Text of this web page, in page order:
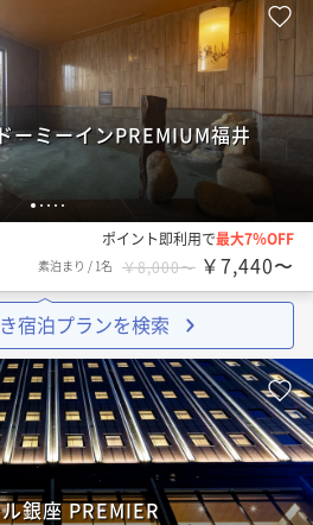
1 2 3 4 5
ーミーインPREMIUM福井
ポイント即利用で最大7％OFF
素泊まり / 1名 ￥8,000〜 ￥7,440〜
宿泊プランを検索
銀座 PREMIER